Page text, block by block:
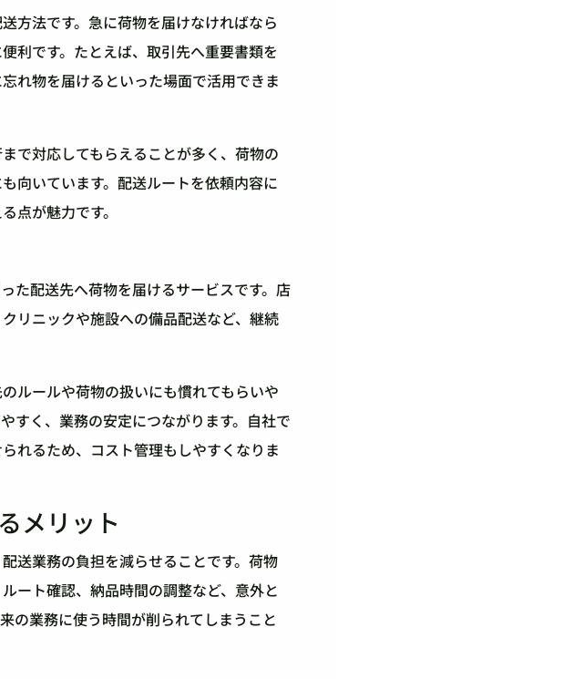
方法です。急に荷物を届けなければなら
利です。たとえば、取引先へ重要書類を
れ物を届けるといった場面で活用できま
で対応してもらえることが多く、荷物の
向いています。配送ルートを依頼内容に
点が魅力です。
た配送先へ荷物を届けるサービスです。店
リニックや施設への備品配送など、継続
ルールや荷物の扱いにも慣れてもらいや
すく、業務の安定につながります。自社で
れるため、コスト管理もしやすくなりま
メリット
送業務の負担を減らせることです。荷物
ート確認、納品時間の調整など、意外と
の業務に使う時間が削られてしまうこと